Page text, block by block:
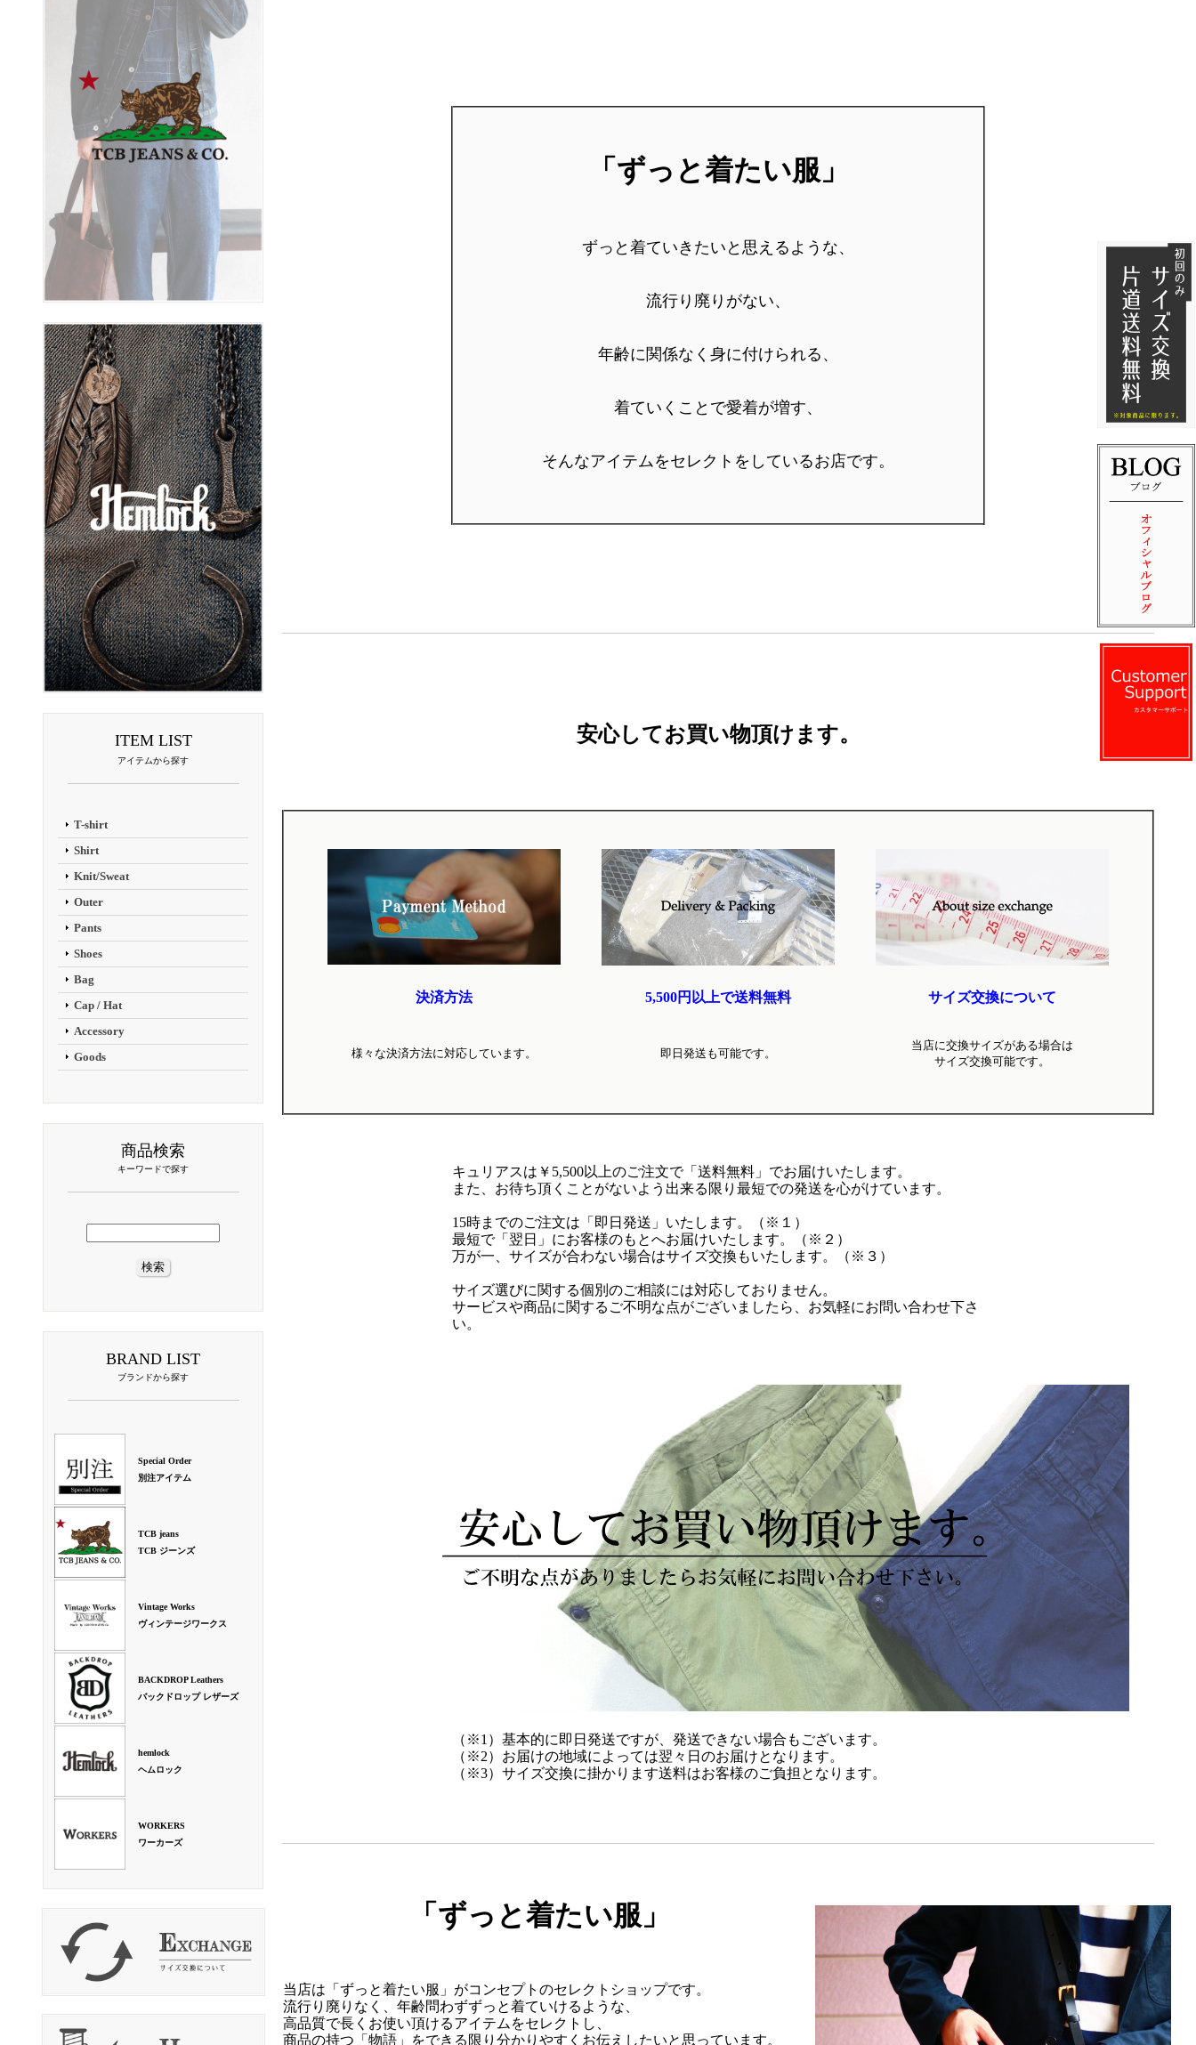
ITEM LIST
アイテムから探す
T-shirt
Shirt
Knit/Sweat
Outer
Pants
Shoes
Bag
Cap / Hat
Accessory
Goods
商品検索
キーワードで探す
BRAND LIST
ブランドから探す
Special Order
別注アイテム
TCB jeans
TCB ジーンズ
Vintage Works
ヴィンテージワークス
BACKDROP Leathers
バックドロップ レザーズ
hemlock
ヘムロック
WORKERS
ワーカーズ
「ずっと着たい服」
ずっと着ていきたいと思えるような、
流行り廃りがない、
年齢に関係なく身に付けられる、
着ていくことで愛着が増す、
そんなアイテムをセレクトをしているお店です。
安心してお買い物頂けます。
決済方法 5,500円以上で送料無料 サイズ交換について
様々な決済方法に対応しています。 即日発送も可能です。
当店に交換サイズがある場合は
サイズ交換可能です。
キュリアスは￥5,500以上のご注文で「送料無料」でお届けいたします。
また、お待ち頂くことがないよう出来る限り最短での発送を心がけています。
15時までのご注文は「即日発送」いたします。（※１）
最短で「翌日」にお客様のもとへお届けいたします。（※２）
万が一、サイズが合わない場合はサイズ交換もいたします。（※３）
サイズ選びに関する個別のご相談には対応しておりません。
サービスや商品に関するご不明な点がございましたら、お気軽にお問い合わせ下さ
い。
（※1）基本的に即日発送ですが、発送できない場合もございます。
（※2）お届けの地域によっては翌々日のお届けとなります。
（※3）サイズ交換に掛かります送料はお客様のご負担となります。
「ずっと着たい服」
当店は「ずっと着たい服」がコンセプトのセレクトショップです。
流行り廃りなく、年齢問わずずっと着ていけるような、
高品質で長くお使い頂けるアイテムをセレクトし、
商品の持つ「物語」をできる限り分かりやすくお伝えしたいと思っています。